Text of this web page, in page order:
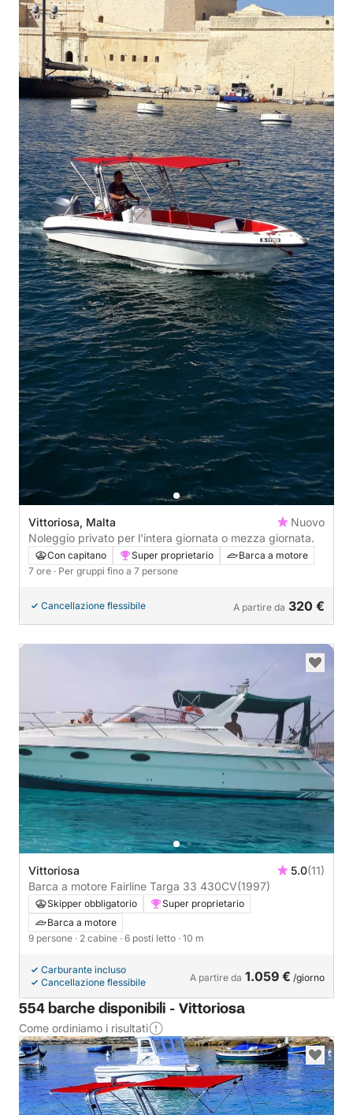
Vittoriosa, Malta
Nuovo
Noleggio privato per l'intera giornata o mezza giornata.
Con capitano Super proprietario
Barca a motore
7 ore · Per gruppi fino a 7 persone
Cancellazione flessibile A partire da 320 €
Vittoriosa 5.0(11)
Barca a motore Fairline Targa 33 430CV(1997)
Skipper obbligatorio
Super proprietario
Barca a motore
9 persone · 2 cabine · 6 posti letto · 10 m
Carburante incluso
Cancellazione flessibile
A partire da 1.059 € /giorno
554 barche disponibili - Vittoriosa
Come ordiniamo i risultati